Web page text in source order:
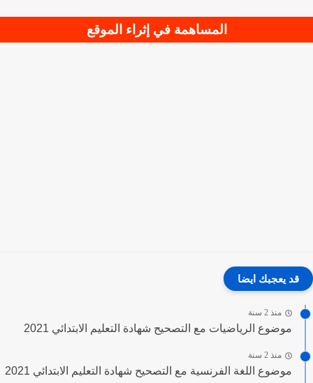
المساهمة في إثراء الموقع
قد يعجبك ايضا
منذ 2 سنة
موضوع الرياضيات مع التصحيح شهادة التعليم الابتدائي 2021
منذ 2 سنة
موضوع اللغة الفرنسية مع التصحيح شهادة التعليم الابتدائي 2021